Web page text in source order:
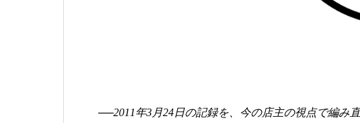
──2011年3月24日の記録を、今の店主の視点で編み直